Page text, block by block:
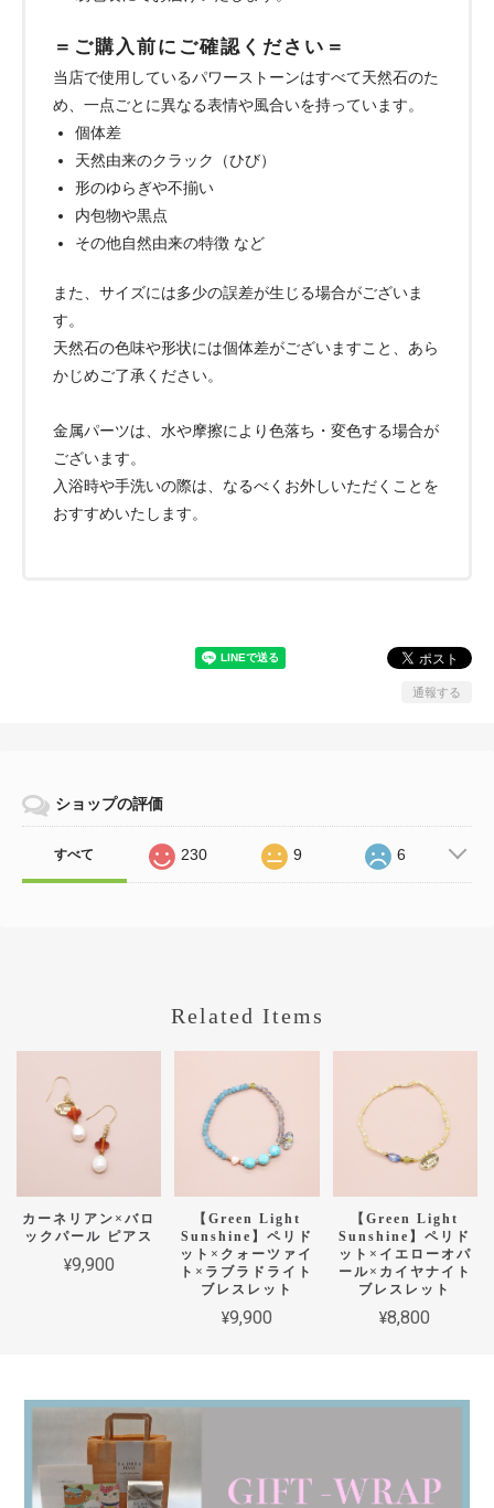
＝ご購入前にご確認ください＝
当店で使用しているパワーストーンはすべて天然石のた
め、一点ごとに異なる表情や風合いを持っています。
個体差
天然由来のクラック（ひび）
形のゆらぎや不揃い
内包物や黒点
その他自然由来の特徴 など
また、サイズには多少の誤差が生じる場合がございま
す。
天然石の色味や形状には個体差がございますこと、あら
かじめご了承ください。
金属パーツは、水や摩擦により色落ち・変色する場合が
ございます。
入浴時や手洗いの際は、なるべくお外しいただくことを
おすすめいたします。
通報する
ショップの評価
すべて 230 9 6
Related Items
カーネリアン×バロ
ックパール ピアス
¥9,900
【Green Light
Sunshine】ペリド
ット×クォーツァイ
ト×ラブラドライト
ブレスレット
¥9,900
【Green Light
Sunshine】ペリド
ット×イエローオパ
ール×カイヤナイト
ブレスレット
¥8,800